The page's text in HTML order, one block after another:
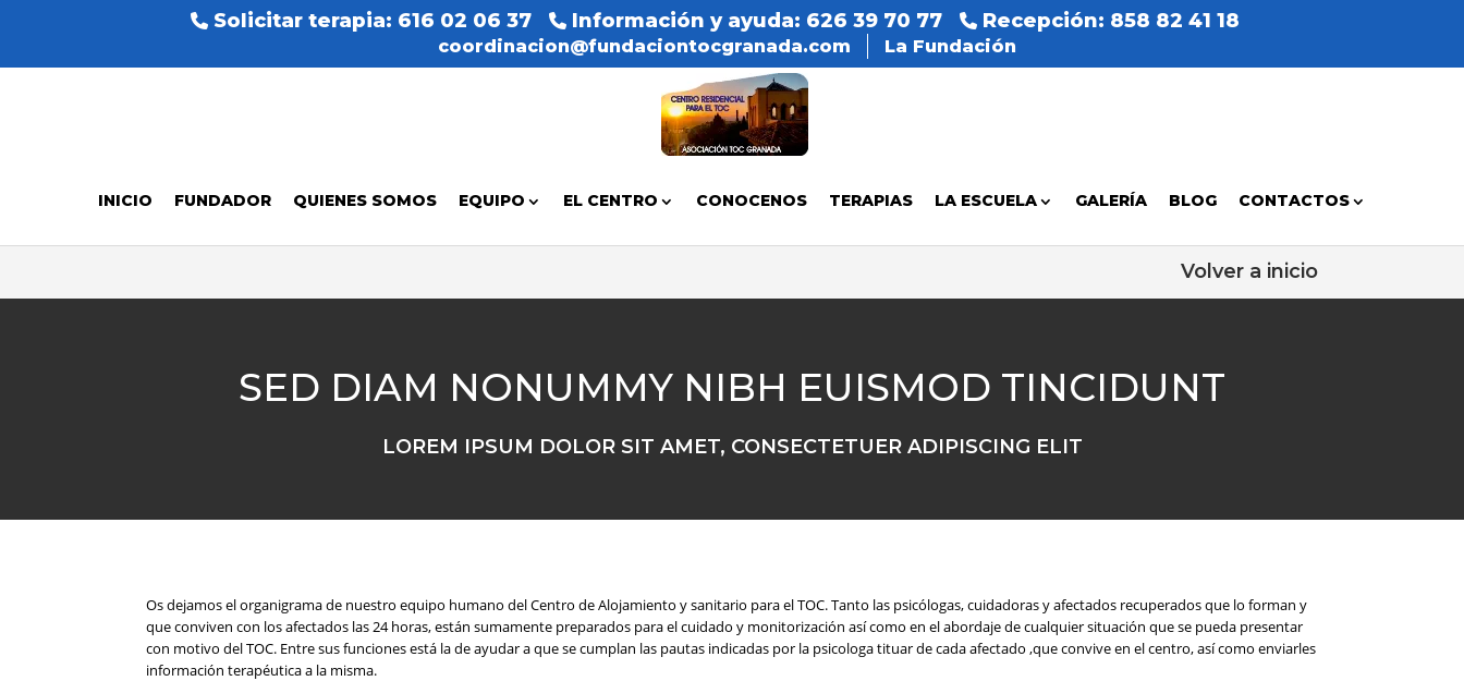
Solicitar terapia: 616 02 06 37 Información y ayuda: 626 39 70 77 Recepción: 858 82 41 18
coordinacion@fundaciontocgranada.com La Fundación
INICIO FUNDADOR QUIENES SOMOS EQUIPO EL CENTRO CONOCENOS TERAPIAS LA ESCUELA GALERÍA BLOG CONTACTOS
Volver a inicio
SED DIAM NONUMMY NIBH EUISMOD TINCIDUNT
LOREM IPSUM DOLOR SIT AMET, CONSECTETUER ADIPISCING ELIT
Os dejamos el organigrama de nuestro equipo humano del Centro de Alojamiento y sanitario para el TOC. Tanto las psicólogas, cuidadoras y afectados recuperados que lo forman y
que conviven con los afectados las 24 horas, están sumamente preparados para el cuidado y monitorización así como en el abordaje de cualquier situación que se pueda presentar
con motivo del TOC. Entre sus funciones está la de ayudar a que se cumplan las pautas indicadas por la psicologa tituar de cada afectado ,que convive en el centro, así como enviarles
información terapéutica a la misma.